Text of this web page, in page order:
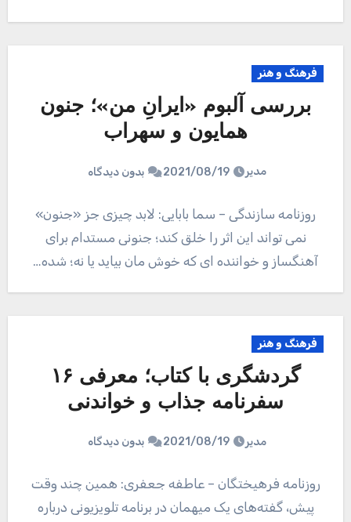
فرهنگ و هنر
بررسی آلبوم «ایرانِ من»؛ جنون
همایون و سهراب
مدیر 2021/08/19 بدون دیدگاه
روزنامه سازندگی – سما بابایی: لابد چیزی جز «جنون»
نمی تواند این اثر را خلق کند؛ جنونی مستدام برای
آهنگساز و خواننده ای که خوش مان بیاید یا نه؛ شده…
فرهنگ و هنر
گردشگری با کتاب؛ معرفی ۱۶
سفرنامه جذاب و خواندنی
مدیر 2021/08/19 بدون دیدگاه
روزنامه فرهیختگان – عاطفه جعفری: همین چند وقت
پیش، گفته‌های یک میهمان در برنامه تلویزیونی درباره